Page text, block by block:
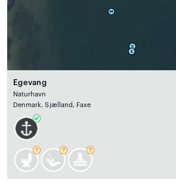
Egevang
Naturhavn
Denmark, Sjælland, Faxe